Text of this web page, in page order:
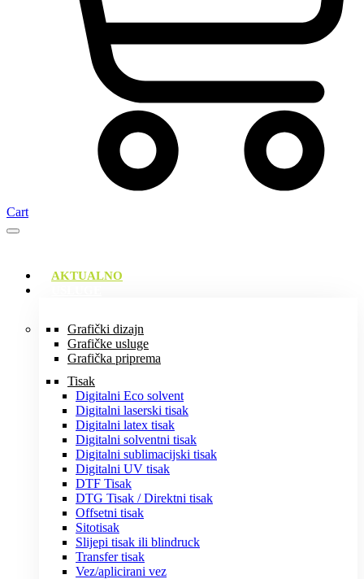
Cart
AKTUALNO
Grafički dizajn
Grafičke usluge
Grafička priprema
Tisak
Digitalni Eco solvent
Digitalni laserski tisak
Digitalni latex tisak
Digitalni solventni tisak
Digitalni sublimacijski tisak
Digitalni UV tisak
DTF Tisak
DTG Tisak / Direktni tisak
Offsetni tisak
Sitotisak
Slijepi tisak ili blindruck
Transfer tisak
Vez/aplicirani vez